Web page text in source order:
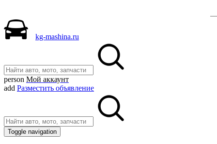
kg-mashina.ru
person Мой аккаунт
add Разместить объявление
Toggle navigation